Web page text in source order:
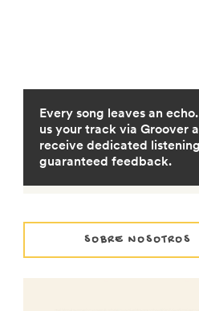
SOBRE NOSOTROS